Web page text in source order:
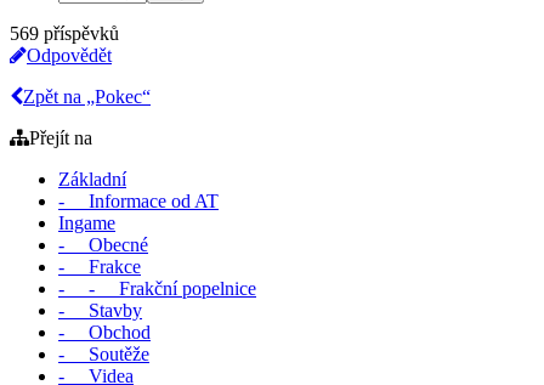
569 příspěvků
Odpovědět
Zpět na „Pokec“
Přejít na
Základní
- Informace od AT
Ingame
- Obecné
- Frakce
- - Frakční popelnice
- Stavby
- Obchod
- Soutěže
- Videa